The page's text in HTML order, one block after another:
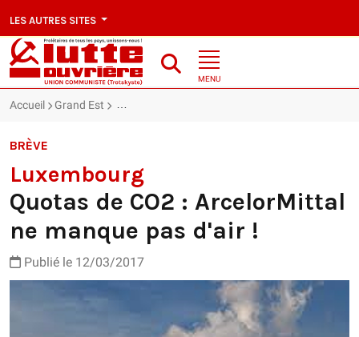
LES AUTRES SITES
MENU
Accueil Grand Est Luxembourg : Quotas de CO2 : ArcelorMittal ne
BRÈVE
Luxembourg
Quotas de CO2 : ArcelorMittal
ne manque pas d'air !
Publié le 12/03/2017